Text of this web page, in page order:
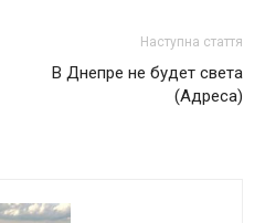
Наступна стаття
В Днепре не будет света
(Адреса)